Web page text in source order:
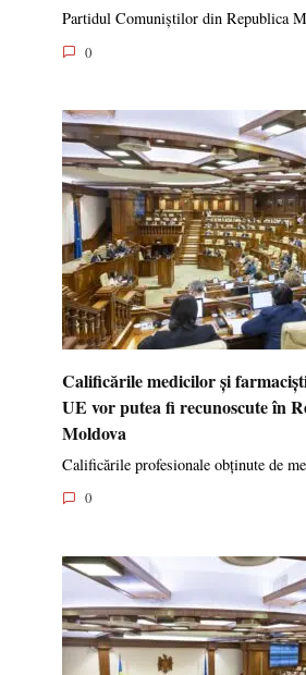
Partidul Comuniștilor din Republica
0
Calificările medicilor și
UE vor putea fi recunoscute în
Moldova
Calificările profesionale obținute de
0